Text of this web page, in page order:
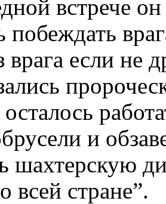
встрече
побеждать
врага если не
осталось
и
шахтерскую
всей стране”.